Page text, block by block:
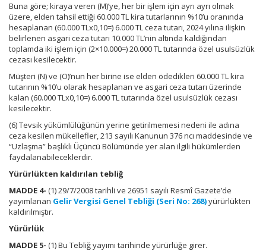
Buna göre; kiraya veren (M)’ye, her bir işlem için ayrı ayrı olmak
üzere, elden tahsil ettiği 60.000 TL kira tutarlarının %10’u oranında
hesaplanan (60.000 TLx0,10=) 6.000 TL ceza tutarı, 2024 yılına ilişkin
belirlenen asgari ceza tutarı 10.000 TL’nin altında kaldığından
toplamda iki işlem için (2×10.000=) 20.000 TL tutarında özel usulsüzlük
cezası kesilecektir.
Müşteri (N) ve (O)’nun her birine ise elden ödedikleri 60.000 TL kira
tutarının %10’u olarak hesaplanan ve asgari ceza tutarı üzerinde
kalan (60.000 TLx0,10=) 6.000 TL tutarında özel usulsüzlük cezası
kesilecektir.
(6) Tevsik yükümlülüğünün yerine getirilmemesi nedeni ile adına
ceza kesilen mükellefler, 213 sayılı Kanunun 376 ncı maddesinde ve
“Uzlaşma” başlıklı Üçüncü Bölümünde yer alan ilgili hükümlerden
faydalanabileceklerdir.
Yürürlükten kaldırılan tebliğ
MADDE 4- (1) 29/7/2008 tarihli ve 26951 sayılı Resmî Gazete’de
yayımlanan Gelir Vergisi Genel Tebliği (Seri No: 268)yürürlükten
kaldırılmıştır.
Yürürlük
MADDE 5- (1) Bu Tebliğ yayımı tarihinde yürürlüğe girer.